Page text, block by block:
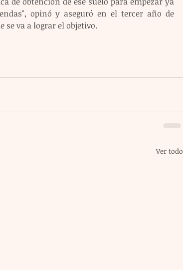
opinó y aseguró en el tercer año de
se va a lograr el objetivo.
Ver todo